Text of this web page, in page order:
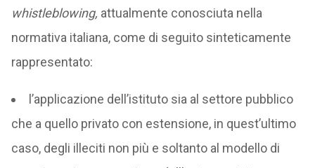
whistleblowing, attualmente conosciuta nella
normativa italiana, come di seguito sinteticamente
rappresentato:
l’applicazione dell’istituto sia al settore pubblico
che a quello privato con estensione, in quest’ultimo
caso, degli illeciti non più e soltanto al modello di